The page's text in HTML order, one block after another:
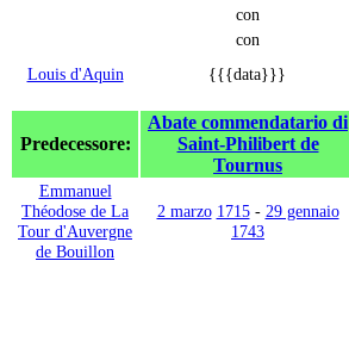
con
con
Louis d'Aquin
{{{data}}}
Predecessore:
Abate commendatario di
Saint-Philibert de
Tournus
Emmanuel
Théodose de La
Tour d'Auvergne
de Bouillon
2 marzo 1715- 29 gennaio
1743